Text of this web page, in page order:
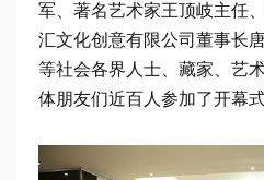
军、著名艺术家王顶岐主任
汇文化创意有限公司董事长
等社会各界人士、藏家、艺
体朋友们近百人参加了开幕式